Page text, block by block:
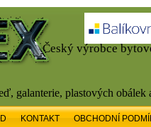
Český výrobce
galanterie, plastových
KONTAKT OBCHODNÍ